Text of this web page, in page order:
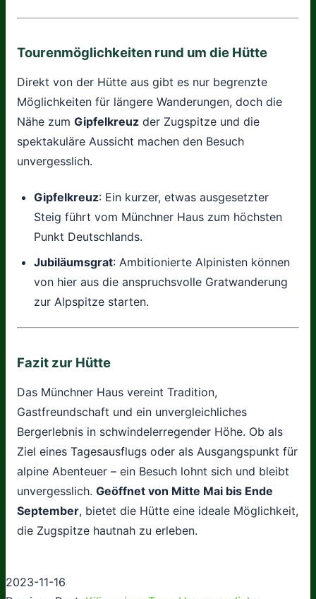
Tourenmöglichkeiten rund um die Hütte
Direkt von der Hütte aus gibt es nur begrenzte
Möglichkeiten für längere Wanderungen, doch die
Nähe zum Gipfelkreuz der Zugspitze und die
spektakuläre Aussicht machen den Besuch
unvergesslich.
Gipfelkreuz: Ein kurzer, etwas ausgesetzter
Steig führt vom Münchner Haus zum höchsten
Punkt Deutschlands.
Jubiläumsgrat: Ambitionierte Alpinisten können
von hier aus die anspruchsvolle Gratwanderung
zur Alpspitze starten.
Fazit zur Hütte
Das Münchner Haus vereint Tradition,
Gastfreundschaft und ein unvergleichliches
Bergerlebnis in schwindelerregender Höhe. Ob als
Ziel eines Tagesausflugs oder als Ausgangspunkt für
alpine Abenteuer – ein Besuch lohnt sich und bleibt
unvergesslich. Geöffnet von Mitte Mai bis Ende
September, bietet die Hütte eine ideale Möglichkeit,
die Zugspitze hautnah zu erleben.
2023-11-16